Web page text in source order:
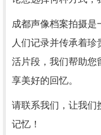
成都声像档案拍摄是
人们记录并传承着
活片段，我们帮助您
享美好的回忆。
请联系我们，让我们
记忆！